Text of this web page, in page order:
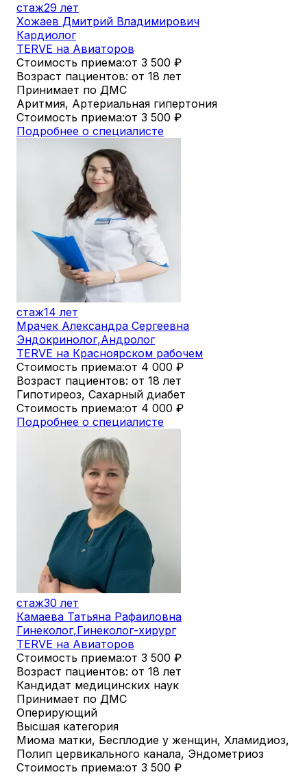
стаж29 лет
Хожаев Дмитрий Владимирович
Кардиолог
TERVE на Авиаторов
Стоимость приема:от 3 500 ₽
Возраст пациентов: от 18 лет
Принимает по ДМС
Аритмия, Артериальная гипертония
Стоимость приема:от 3 500 ₽
Подробнее о специалисте
стаж14 лет
Мрачек Александра Сергеевна
Эндокринолог,Андролог
TERVE на Красноярском рабочем
Стоимость приема:от 4 000 ₽
Возраст пациентов: от 18 лет
Гипотиреоз, Сахарный диабет
Стоимость приема:от 4 000 ₽
Подробнее о специалисте
стаж30 лет
Камаева Татьяна Рафаиловна
Гинеколог,Гинеколог-хирург
TERVE на Авиаторов
Стоимость приема:от 3 500 ₽
Возраст пациентов: от 18 лет
Кандидат медицинских наук
Принимает по ДМС
Оперирующий
Высшая категория
Миома матки, Бесплодие у женщин, Хламидиоз,
Полип цервикального канала, Эндометриоз
Стоимость приема:от 3 500 ₽